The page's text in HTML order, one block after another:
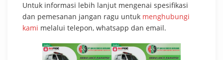
Untuk informasi lebih lanjut mengenai spesifikasi
dan pemesanan jangan ragu untuk menghubungi
kami melalui telepon, whatsapp dan email.